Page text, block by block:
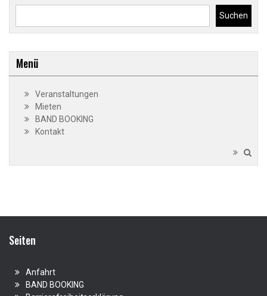
Suchen
Menü
Veranstaltungen
Mieten
BAND BOOKING
Kontakt
Seiten
Anfahrt
BAND BOOKING